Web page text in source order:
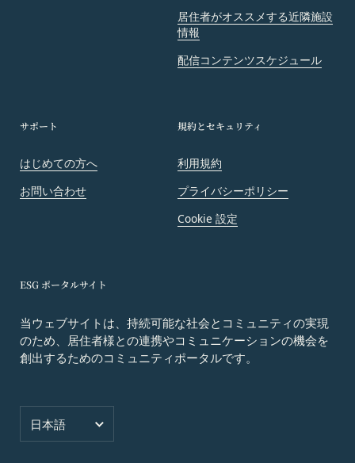
居住者がオススメする近隣施設
情報
配信コンテンツスケジュール
サポート
はじめての方へ
お問い合わせ
規約とセキュリティ
利用規約
プライバシーポリシー
Cookie 設定
ESG ポータルサイト
当ウェブサイトは、持続可能な社会とコミュニティの実現
のため、居住者様との連携やコミュニケーションの機会を
創出するためのコミュニティポータルです。
日本語
続きを行った場合は、当該変更時とします。）に届
け出た連絡先に対して通知を行えば足りるものと
社ウェブサイト上に掲示され、会員が当社ウェブサ
ることが可能となったときをもって会員への通知が
完了したものとみなします。
当社は、会員が本サービスの登録その他一切の利用
会員は、プライバシーポリシーの定めに従い、当社
承諾したものとします。
当社は取得した会員情報を下記の目的に利用するこ
とがあります。
メールマガジンおよび広告等の情報配信並びに
その成果確認
利用上の注意およびその他当社から会員に対す